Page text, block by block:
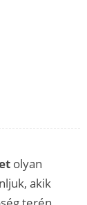
olyan
akik